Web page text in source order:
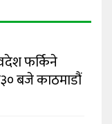
फर्किने
बजे काठमाडौं